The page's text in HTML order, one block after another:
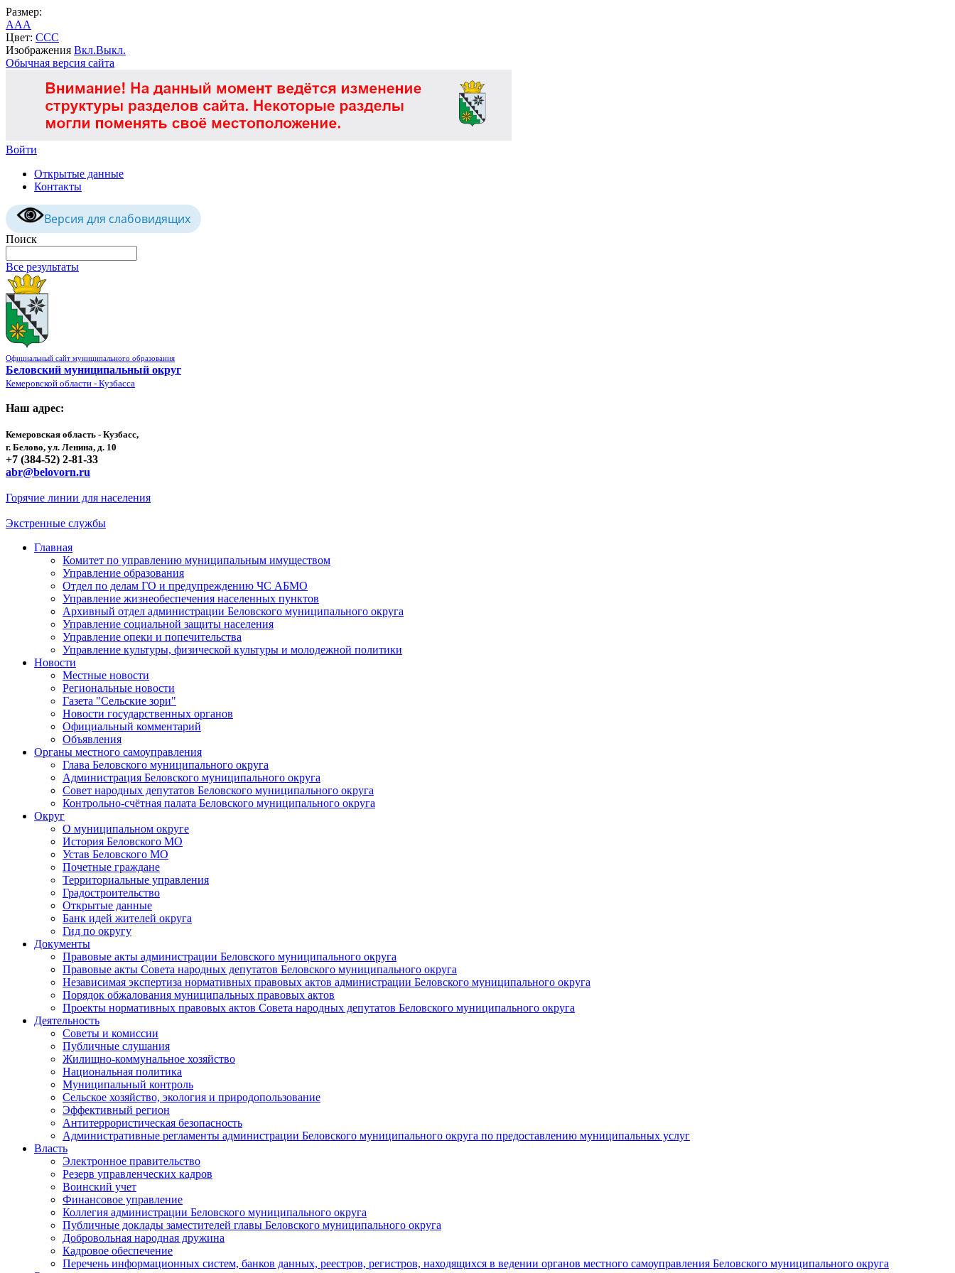
Размер:
AAA
Цвет: CCC
Изображения Вкл.Выкл.
Обычная версия сайта
Войти
Открытые данные
Контакты
Версия для слабовидящих
Поиск
Все результаты
Официальный сайт муниципального образования
Беловский муниципальный округ
Кемеровской области - Кузбасса
Наш адрес:
Кемеровская область - Кузбасс,
г. Белово, ул. Ленина, д. 10
+7 (384-52) 2-81-33
abr@belovorn.ru
Горячие линии для населения
Экстренные службы
Главная
Комитет по управлению муниципальным имуществом
Управление образования
Отдел по делам ГО и предупреждению ЧС АБМО
Управление жизнеобеспечения населенных пунктов
Архивный отдел администрации Беловского муниципального округа
Управление социальной защиты населения
Управление опеки и попечительства
Управление культуры, физической культуры и молодежной политики
Новости
Местные новости
Региональные новости
Газета "Сельские зори"
Новости государственных органов
Официальный комментарий
Объявления
Органы местного самоуправления
Глава Беловского муниципального округа
Администрация Беловского муниципального округа
Совет народных депутатов Беловского муниципального округа
Контрольно-счётная палата Беловского муниципального округа
Округ
О муниципальном округе
История Беловского МО
Устав Беловского МО
Почетные граждане
Территориальные управления
Градостроительство
Открытые данные
Банк идей жителей округа
Гид по округу
Документы
Правовые акты администрации Беловского муниципального округа
Правовые акты Совета народных депутатов Беловского муниципального округа
Независимая экспертиза нормативных правовых актов администрации Беловского муниципального округа
Порядок обжалования муниципальных правовых актов
Проекты нормативных правовых актов Совета народных депутатов Беловского муниципального округа
Деятельность
Советы и комиссии
Публичные слушания
Жилищно-коммунальное хозяйство
Национальная политика
Муниципальный контроль
Сельское хозяйство, экология и природопользование
Эффективный регион
Антитеррористическая безопасность
Административные регламенты администрации Беловского муниципального округа по предоставлению муниципальных услуг
Власть
Электронное правительство
Резерв управленческих кадров
Воинский учет
Финансовое управление
Коллегия администрации Беловского муниципального округа
Публичные доклады заместителей главы Беловского муниципального округа
Добровольная народная дружина
Кадровое обеспечение
Перечень информационных систем, банков данных, реестров, регистров, находящихся в ведении органов местного самоуправления Беловского муниципального округа